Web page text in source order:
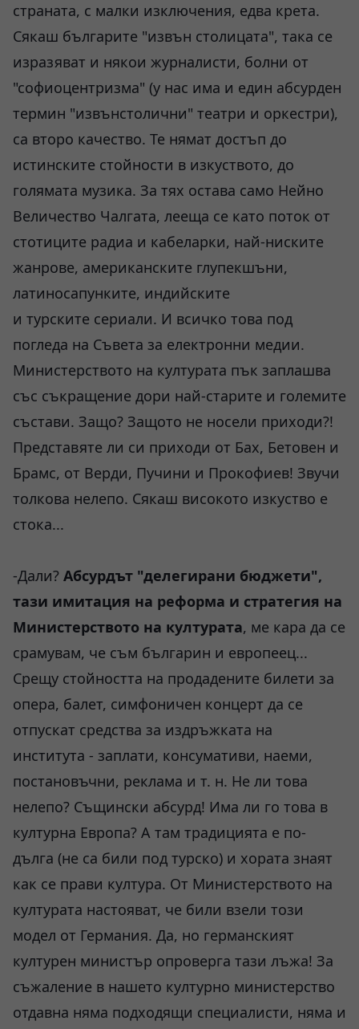
страната, с малки изключения, едва крета.
Сякаш българите "извън столицата", така се
изразяват и някои журналисти, болни от
"софиоцентризма" (у нас има и един абсурден
термин "извънстолични" театри и оркестри),
са второ качество. Те нямат достъп до
истинските стойности в изкуството, до
голямата музика. За тях остава само Нейно
Величество Чалгата, лееща се като поток от
стотиците радиа и кабеларки, най-ниските
жанрове, американските глупекшъни,
латиносапунките, индийските
и турските сериали. И всичко това под
погледа на Съвета за електронни медии.
Министерството на културата пък заплашва
със съкращение дори най-старите и големите
състави. Защо? Защото не носели приходи?!
Представяте ли си приходи от Бах, Бетовен и
Брамс, от Верди, Пучини и Прокофиев! Звучи
толкова нелепо. Сякаш високото изкуство е
стока...
-Дали? Абсурдът "делегирани бюджети",
тази имитация на реформа и стратегия на
Министерството на културата, ме кара да се
срамувам, че съм българин и европеец...
Срещу стойността на продадените билети за
опера, балет, симфоничен концерт да се
отпускат средства за издръжката на
института - заплати, консумативи, наеми,
постановъчни, реклама и т. н. Не ли това
нелепо? Същински абсурд! Има ли го това в
културна Европа? А там традицията е по-
дълга (не са били под турско) и хората знаят
как се прави култура. От Министерството на
културата настояват, че били взели този
модел от Германия. Да, но германският
културен министър опроверга тази лъжа! За
съжаление в нашето културно министерство
отдавна няма подходящи специалисти, няма и